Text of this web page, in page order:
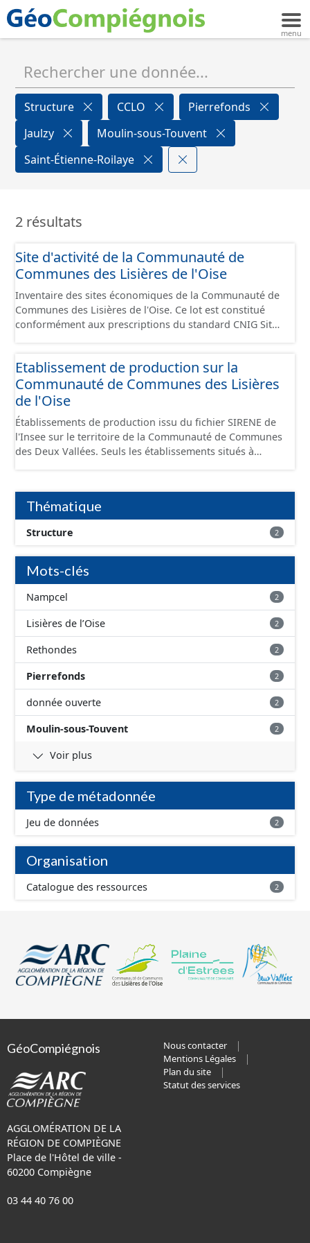
Structure CCLO
Pierrefonds
Jaulzy
Moulin-sous-Touvent
Saint-Étienne-Roilaye
2 résultats
Site d'activité de la Communauté de
Communes des Lisières de l'Oise
Inventaire des sites économiques de la Communauté de
Communes des Lisières de l'Oise. Ce lot est constitué
conformément aux prescriptions du standard CNIG Sites
Etablissement de production sur la
Communauté de Communes des Lisières
de l'Oise
Établissements de production issu du fichier SIRENE de
l'Insee sur le territoire de la Communauté de Communes
des Deux Vallées. Seuls les établissements situés à
conformément aux prescriptions du standard CNIG Sites
Économiques. Ce lot ne contient pas la référence aux
terrains à vocation économique à ce jour. Il est filtré au-
delà des prescriptions du CNIG se limitant aux SCI.
Thématique
Structure 2
Mots-clés
Nampcel 2
Lisières de l’Oise 2
Rethondes 2
Pierrefonds 2
donnée ouverte 2
Moulin-sous-Touvent 2
Voir plus
Type de métadonnée
Jeu de données 2
Organisation
Catalogue des ressources 2
GéoCompiégnois
AGGLOMÉRATION DE LA
RÉGION DE COMPIÈGNE
Place de l'Hôtel de ville -
60200 Compiègne
03 44 40 76 00
Nous contacter
Mentions Légales
Plan du site
Statut des services